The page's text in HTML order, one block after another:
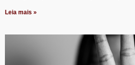
Leia mais »